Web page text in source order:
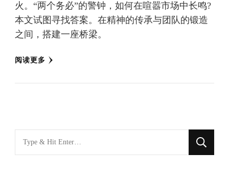
火。“两个务必”的警钟，如何在喧嚣市场中长鸣?
本文试图寻找答案。在精神的传承与团队的锻造
之间，搭建一座桥梁。
阅读更多
找
什